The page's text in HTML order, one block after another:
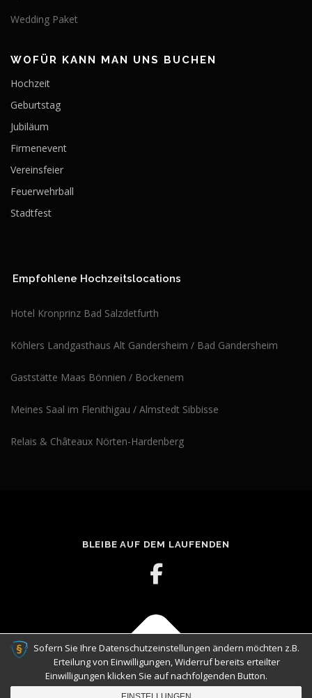
Wedding Paket
WOFÜR KANN MAN UNS BUCHEN
Hochzeit
Geburtstag
Jubiläum
Firmenevent
Vereinsfeier
Feuerwehrball
Stadtfest
Empfohlene Hochzeitslocations
Hotel Kronprinz Bad Salzdetfurth
Köhlers Landgasthaus Alt Gandersheim / Bad Gandersheim
Gaststätte Maas Bönnien / Bockenem
Meines Saal im Flenithigau / Almstedt Sibbisse
Relais & Châteaux Nörten-Hardenberg
BLEIBE AUF DEM LAUFENDEN
Copyright © 2026 Musik für Deine Feier–OnePress Theme von
FameThemes
Sofern Sie Ihre Datenschutzeinstellungen ändern möchten z.B.
Erteilung von Einwilligungen, Widerruf bereits erteilter
Einwilligungen klicken Sie auf nachfolgenden Button.